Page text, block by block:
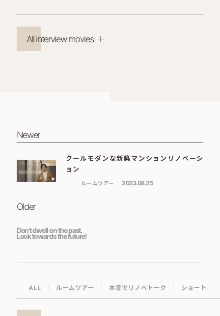
All interview movies
Newer
クールモダンな新築マンションリノベーシ
ョン
ルームツアー 2023.08.25
Older
Don't dwell on the past.
Look towards the future!
ALL ルームツアー 本音でリノベトーク ショート